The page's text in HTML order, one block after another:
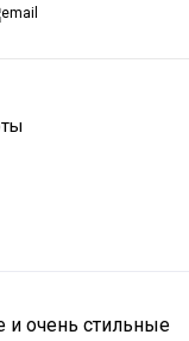
и очень стильные